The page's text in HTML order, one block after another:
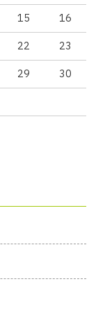
15
16
22
23
29
30